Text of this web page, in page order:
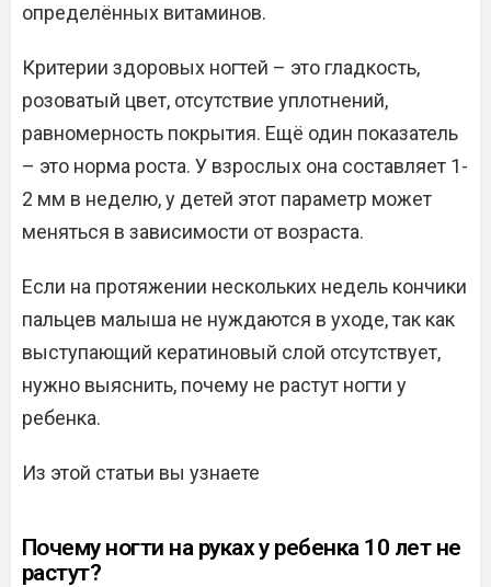
определённых витаминов.
Критерии здоровых ногтей – это гладкость,
розоватый цвет, отсутствие уплотнений,
равномерность покрытия. Ещё один показатель
– это норма роста. У взрослых она составляет 1-
2 мм в неделю, у детей этот параметр может
меняться в зависимости от возраста.
Если на протяжении нескольких недель кончики
пальцев малыша не нуждаются в уходе, так как
выступающий кератиновый слой отсутствует,
нужно выяснить, почему не растут ногти у
ребенка.
Из этой статьи вы узнаете
Почему ногти на руках у ребенка 10 лет не
растут?